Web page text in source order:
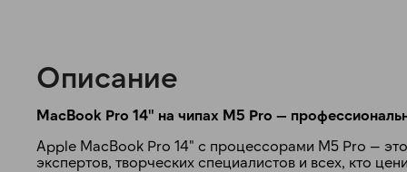
Описание
MacBook Pro 14" на чипах M5 Pro —
Apple MacBook Pro 14" с процессорами M5 Pro —
экспертов, творческих специалистов и всех, кто